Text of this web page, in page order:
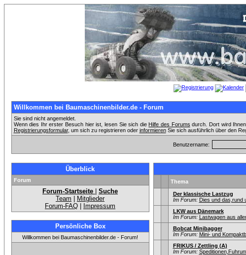
Willkommen bei Baumaschinenbilder.de - Forum
Sie sind nicht angemeldet.
Wenn dies Ihr erster Besuch hier ist, lesen Sie sich die Hilfe des Forums durch. Dort wird
Registrierungsformular, um sich zu registrieren oder informierenSie sich ausführlich über den
Benutzername:
Überblick
Forum
Forum-Startseite
Suche
Team
Mitglieder
Forum-FAQ
Impressum
Persönliche Box
Willkommen bei Baumaschinenbilder.de - Forum!
Thema
Der klassische Lastzug
Im Forum: Dies und das,rund
LKW aus Dänemark
Im Forum: Lastwagen aus
Bobcat Minibagger
Im Forum: Mini- und
FRIKUS / Zettling (A)
Im Forum: